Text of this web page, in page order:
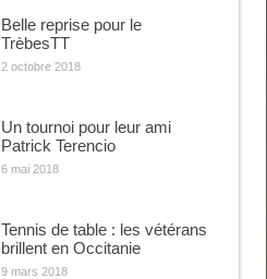
Belle reprise pour le
TrèbesTT
2 octobre 2018
Un tournoi pour leur ami
Patrick Terencio
6 mai 2018
Tennis de table : les vétérans
brillent en Occitanie
9 mars 2018